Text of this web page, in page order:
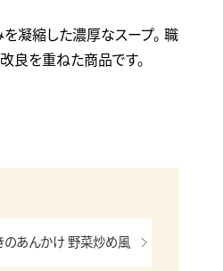
凝縮した濃厚なスープ。 職
良を重ねた商品です。
のあんかけ 野菜炒め風